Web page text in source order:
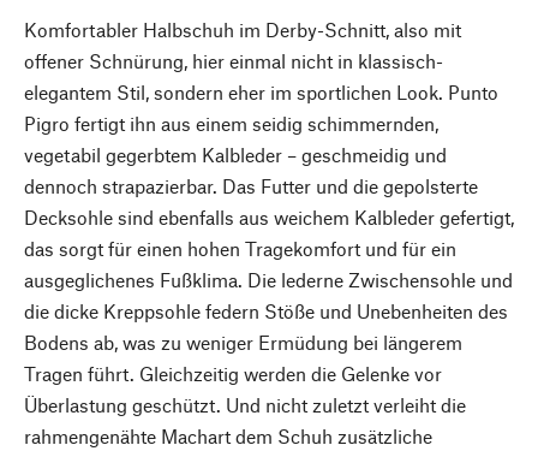
Komfortabler Halbschuh im Derby-Schnitt, also mit
offener Schnürung, hier einmal nicht in klassisch-
elegantem Stil, sondern eher im sportlichen Look. Punto
Pigro fertigt ihn aus einem seidig schimmernden,
vegetabil gegerbtem Kalbleder – geschmeidig und
dennoch strapazierbar. Das Futter und die gepolsterte
Decksohle sind ebenfalls aus weichem Kalbleder gefertigt,
das sorgt für einen hohen Tragekomfort und für ein
ausgeglichenes Fußklima. Die lederne Zwischensohle und
die dicke Kreppsohle federn Stöße und Unebenheiten des
Bodens ab, was zu weniger Ermüdung bei längerem
Tragen führt. Gleichzeitig werden die Gelenke vor
Überlastung geschützt. Und nicht zuletzt verleiht die
rahmengenähte Machart dem Schuh zusätzliche